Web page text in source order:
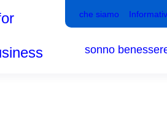
che siamo
sonno